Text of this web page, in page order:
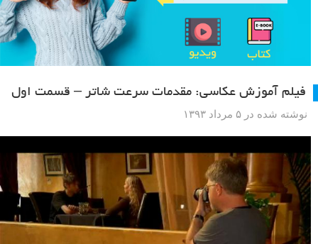
فیلم آموزش عکاسی: مقدمات سرعت شاتر – قسمت اول
نوشته شده در ۵ مرداد ۱۳۹۳